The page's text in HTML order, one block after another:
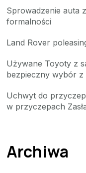
Sprowadzenie auta
formalności
Land Rover
Używane Toyoty z
bezpieczny wybór z
Uchwyt do
w przyczepach
Archiwa